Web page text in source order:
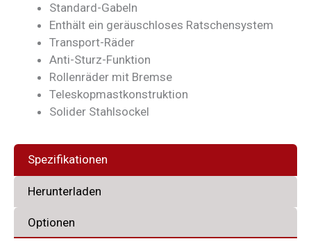
Standard-Gabeln
Enthält ein geräuschloses Ratschensystem
Transport-Räder
Anti-Sturz-Funktion
Rollenräder mit Bremse
Teleskopmastkonstruktion
Solider Stahlsockel
Spezifikationen
Herunterladen
Optionen